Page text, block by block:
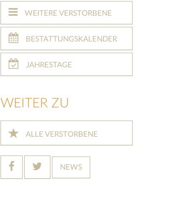
WEITERE VERSTORBENE
BESTATTUNGSKALENDER
JAHRESTAGE
WEITER ZU
ALLE VERSTORBENE
NEWS